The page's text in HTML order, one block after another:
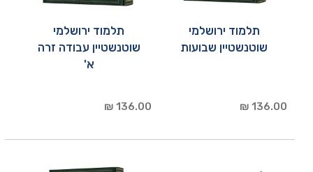
תלמוד ירושלמי
שוטנשטיין שבועות
136.00 ₪
תלמוד ירושלמי
שוטנשטיין עבודה זרה
א'
136.00 ₪